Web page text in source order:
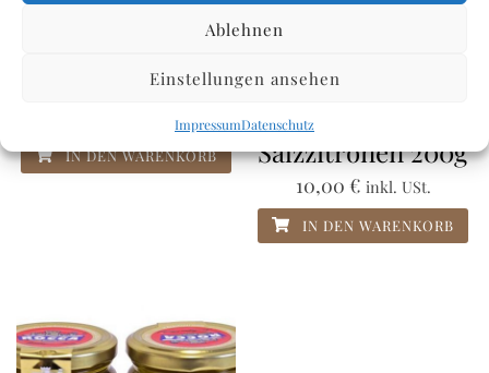
Ablehnen
Einstellungen ansehen
ImpressumDatenschutz
Piter – Kleine
Kapern Glas 100g
inkl. USt.
IN DEN WARENKORB
Products –
Marokkanische
Salzzitronen 200g
10,00 € inkl. USt.
IN DEN WARENKORB